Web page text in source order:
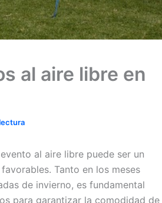
al aire libre en
al aire libre puede ser un
Tanto en los meses
de invierno, es fundamental
para garantizar la comodidad de